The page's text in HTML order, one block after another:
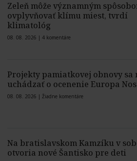
Zeleň môže významným
ovplyvňovať klímu miest, tvrdí
klimatológ
08. 08. 2026 | 4 komentáre
Projekty pamiatkovej obnovy sa
uchádzať o ocenenie Europa
08. 08. 2026 | Žiadne komentáre
Na bratislavskom Kamzíku v
otvoria nové Šantisko pre deti